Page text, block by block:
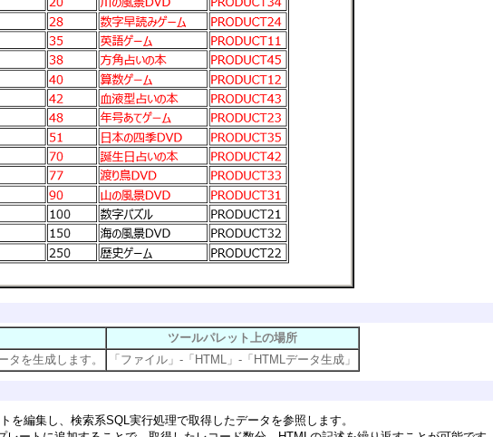
ツールパレット上の場所
タを生成します。 「ファイル」-「HTML」-「HTMLデータ生成」
を編集し、検索系SQL実行処理で取得したデータを参照します。